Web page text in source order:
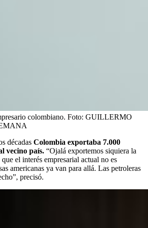
colombiano. Foto: GUILLERMO
décadas Colombia exportaba 7.000
vecino país. “Ojalá exportemos siquiera la
el interés empresarial actual no es
americanas ya van para allá. Las petroleras
precisó.